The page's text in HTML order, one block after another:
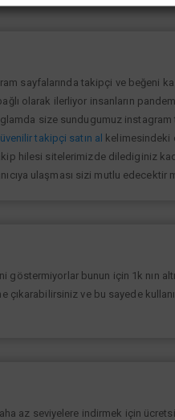
sayfalarında takipçi ve beğeni
olarak ilerliyor insanların
size sundugumuz
takipçi satın al
kelimesindeki
hilesi sitelerimizde dilediginiz
ulaşması sizi mutlu edecektir
göstermiyorlar bunun için 1k nın
ve bu sayede
az seviyelere indirmek için